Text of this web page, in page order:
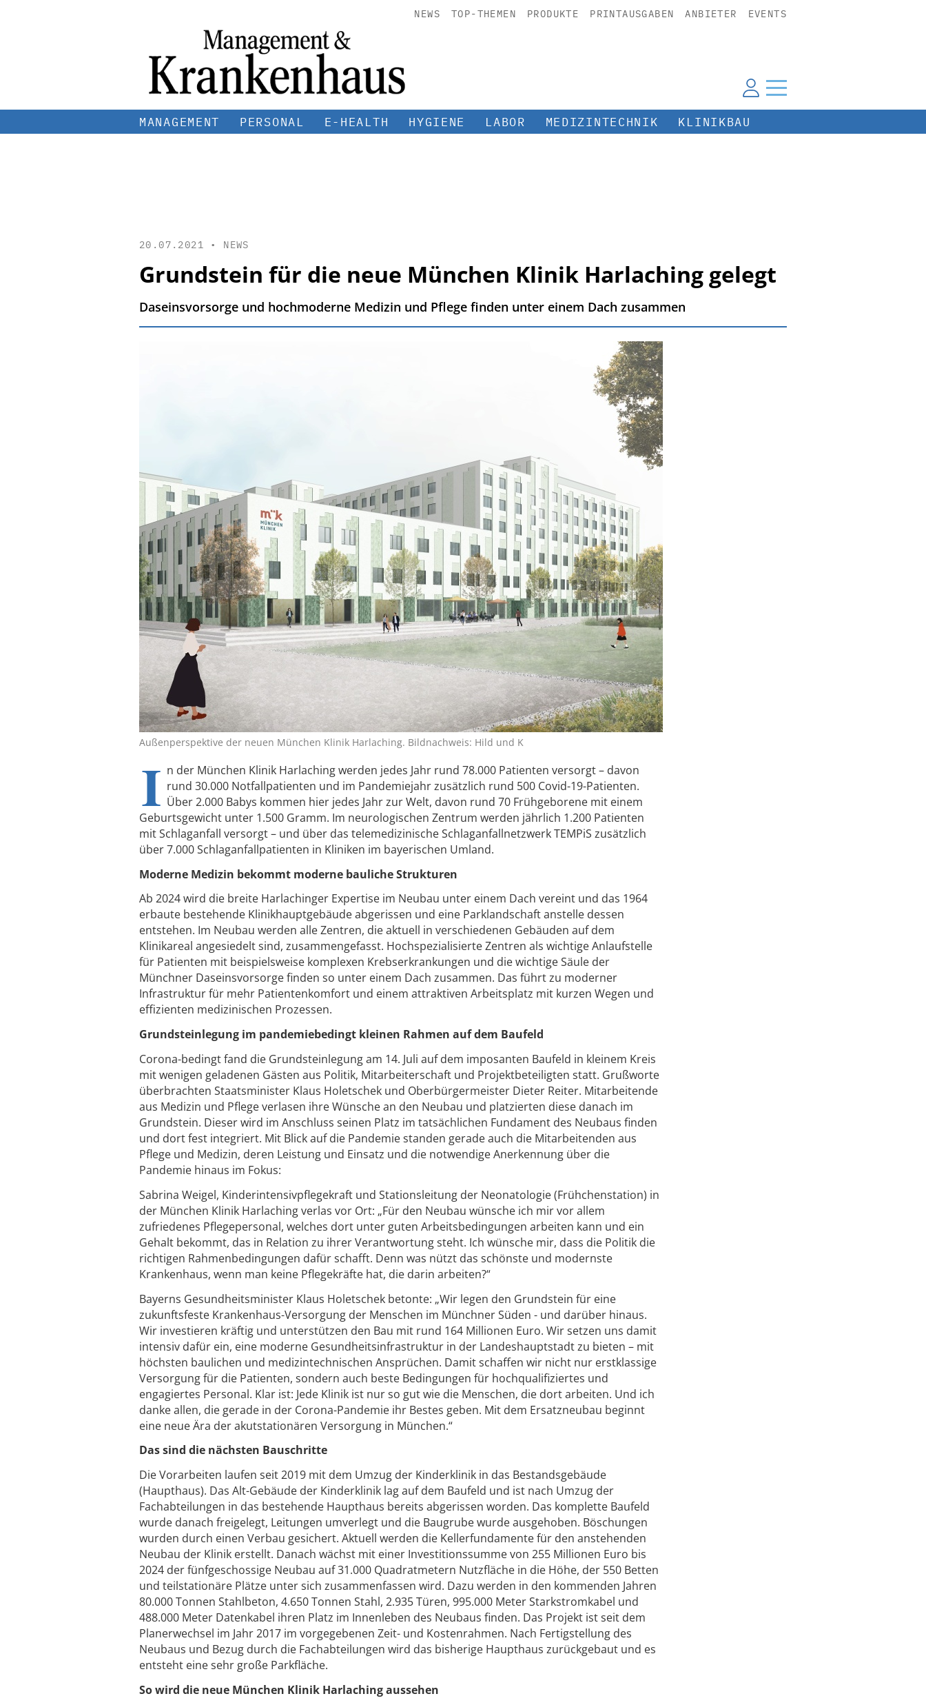
NEWS TOP-THEMEN PRODUKTE PRINTAUSGABEN ANBIETER EVENTS
MANAGEMENT PERSONAL E-HEALTH HYGIENE LABOR MEDIZINTECHNIK KLINIKBAU
20.07.2021 • NEWS
Grundstein für die neue München Klinik Harlaching gelegt
Daseinsvorsorge und hochmoderne Medizin und Pflege finden unter einem Dach zusammen
Außenperspektive der neuen München Klinik Harlaching. Bildnachweis: Hild und K
I n der München Klinik Harlaching werden jedes Jahr rund 78.000 Patienten versorgt – davon
rund 30.000 Notfallpatienten und im Pandemiejahr zusätzlich rund 500 Covid-19-Patienten.
Über 2.000 Babys kommen hier jedes Jahr zur Welt, davon rund 70 Frühgeborene mit einem
Geburtsgewicht unter 1.500 Gramm. Im neurologischen Zentrum werden jährlich 1.200 Patienten
mit Schlaganfall versorgt – und über das telemedizinische Schlaganfallnetzwerk TEMPiS zusätzlich
über 7.000 Schlaganfallpatienten in Kliniken im bayerischen Umland.
Moderne Medizin bekommt moderne bauliche Strukturen
Ab 2024 wird die breite Harlachinger Expertise im Neubau unter einem Dach vereint und das 1964
erbaute bestehende Klinikhauptgebäude abgerissen und eine Parklandschaft anstelle dessen
entstehen. Im Neubau werden alle Zentren, die aktuell in verschiedenen Gebäuden auf dem
Klinikareal angesiedelt sind, zusammengefasst. Hochspezialisierte Zentren als wichtige Anlaufstelle
für Patienten mit beispielsweise komplexen Krebserkrankungen und die wichtige Säule der
Münchner Daseinsvorsorge finden so unter einem Dach zusammen. Das führt zu moderner
Infrastruktur für mehr Patientenkomfort und einem attraktiven Arbeitsplatz mit kurzen Wegen und
effizienten medizinischen Prozessen.
Grundsteinlegung im pandemiebedingt kleinen Rahmen auf dem Baufeld
Corona-bedingt fand die Grundsteinlegung am 14. Juli auf dem imposanten Baufeld in kleinem Kreis
mit wenigen geladenen Gästen aus Politik, Mitarbeiterschaft und Projektbeteiligten statt. Grußworte
überbrachten Staatsminister Klaus Holetschek und Oberbürgermeister Dieter Reiter. Mitarbeitende
aus Medizin und Pflege verlasen ihre Wünsche an den Neubau und platzierten diese danach im
Grundstein. Dieser wird im Anschluss seinen Platz im tatsächlichen Fundament des Neubaus finden
und dort fest integriert. Mit Blick auf die Pandemie standen gerade auch die Mitarbeitenden aus
Pflege und Medizin, deren Leistung und Einsatz und die notwendige Anerkennung über die
Pandemie hinaus im Fokus:
Sabrina Weigel, Kinderintensivpflegekraft und Stationsleitung der Neonatologie (Frühchenstation) in
der München Klinik Harlaching verlas vor Ort: „Für den Neubau wünsche ich mir vor allem
zufriedenes Pflegepersonal, welches dort unter guten Arbeitsbedingungen arbeiten kann und ein
Gehalt bekommt, das in Relation zu ihrer Verantwortung steht. Ich wünsche mir, dass die Politik die
richtigen Rahmenbedingungen dafür schafft. Denn was nützt das schönste und modernste
Krankenhaus, wenn man keine Pflegekräfte hat, die darin arbeiten?“
Bayerns Gesundheitsminister Klaus Holetschek betonte: „Wir legen den Grundstein für eine
zukunftsfeste Krankenhaus-Versorgung der Menschen im Münchner Süden - und darüber hinaus.
Wir investieren kräftig und unterstützen den Bau mit rund 164 Millionen Euro. Wir setzen uns damit
intensiv dafür ein, eine moderne Gesundheitsinfrastruktur in der Landeshauptstadt zu bieten – mit
höchsten baulichen und medizintechnischen Ansprüchen. Damit schaffen wir nicht nur erstklassige
Versorgung für die Patienten, sondern auch beste Bedingungen für hochqualifiziertes und
engagiertes Personal. Klar ist: Jede Klinik ist nur so gut wie die Menschen, die dort arbeiten. Und ich
danke allen, die gerade in der Corona-Pandemie ihr Bestes geben. Mit dem Ersatzneubau beginnt
eine neue Ära der akutstationären Versorgung in München.“
Das sind die nächsten Bauschritte
Die Vorarbeiten laufen seit 2019 mit dem Umzug der Kinderklinik in das Bestandsgebäude
(Haupthaus). Das Alt-Gebäude der Kinderklinik lag auf dem Baufeld und ist nach Umzug der
Fachabteilungen in das bestehende Haupthaus bereits abgerissen worden. Das komplette Baufeld
wurde danach freigelegt, Leitungen umverlegt und die Baugrube wurde ausgehoben. Böschungen
wurden durch einen Verbau gesichert. Aktuell werden die Kellerfundamente für den anstehenden
Neubau der Klinik erstellt. Danach wächst mit einer Investitionssumme von 255 Millionen Euro bis
2024 der fünfgeschossige Neubau auf 31.000 Quadratmetern Nutzfläche in die Höhe, der 550 Betten
und teilstationäre Plätze unter sich zusammenfassen wird. Dazu werden in den kommenden Jahren
80.000 Tonnen Stahlbeton, 4.650 Tonnen Stahl, 2.935 Türen, 995.000 Meter Starkstromkabel und
488.000 Meter Datenkabel ihren Platz im Innenleben des Neubaus finden. Das Projekt ist seit dem
Planerwechsel im Jahr 2017 im vorgegebenen Zeit- und Kostenrahmen. Nach Fertigstellung des
Neubaus und Bezug durch die Fachabteilungen wird das bisherige Haupthaus zurückgebaut und es
entsteht eine sehr große Parkfläche.
So wird die neue München Klinik Harlaching aussehen